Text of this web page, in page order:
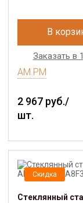
В
Заказать в
AM.PM
2 967 руб./
шт.
Скидка
Стеклянный